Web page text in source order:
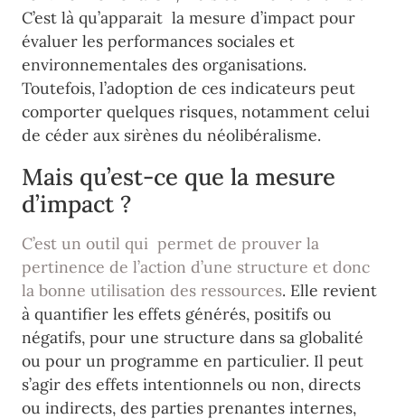
C’est là qu’apparait la mesure d’impact pour
évaluer les performances sociales et
environnementales des organisations.
Toutefois, l’adoption de ces indicateurs peut
comporter quelques risques, notamment celui
de céder aux sirènes du néolibéralisme.
Mais qu’est-ce que la mesure
d’impact ?
C’est un outil qui permet de prouver la
pertinence de l’action d’une structure et donc
la bonne utilisation des ressources. Elle revient
à quantifier les effets générés, positifs ou
négatifs, pour une structure dans sa globalité
ou pour un programme en particulier. Il peut
s’agir des effets intentionnels ou non, directs
ou indirects, des parties prenantes internes,